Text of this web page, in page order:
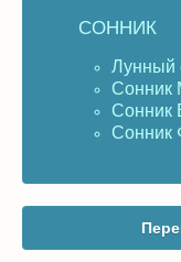
СОННИК
Лунный
Сонник
Сонник
Сонник